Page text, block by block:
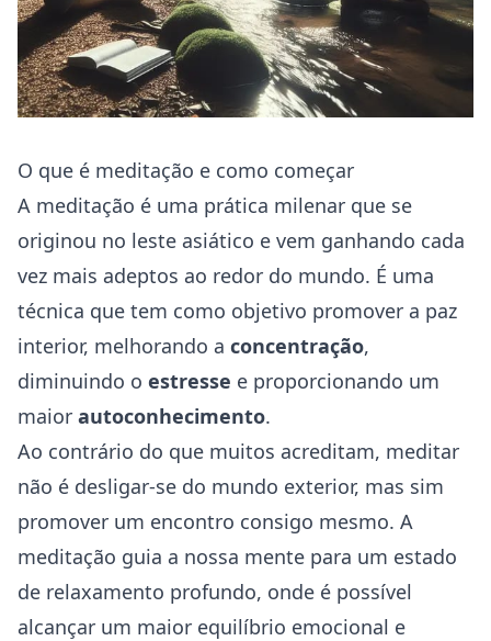
O que é meditação e como começar
A meditação é uma prática milenar que se
originou no leste asiático e vem ganhando cada
vez mais adeptos ao redor do mundo. É uma
técnica que tem como objetivo promover a paz
interior, melhorando a concentração,
diminuindo o estresse e proporcionando um
maior autoconhecimento.
Ao contrário do que muitos acreditam, meditar
não é desligar-se do mundo exterior, mas sim
promover um encontro consigo mesmo. A
meditação guia a nossa mente para um estado
de relaxamento profundo, onde é possível
alcançar um maior equilíbrio emocional e